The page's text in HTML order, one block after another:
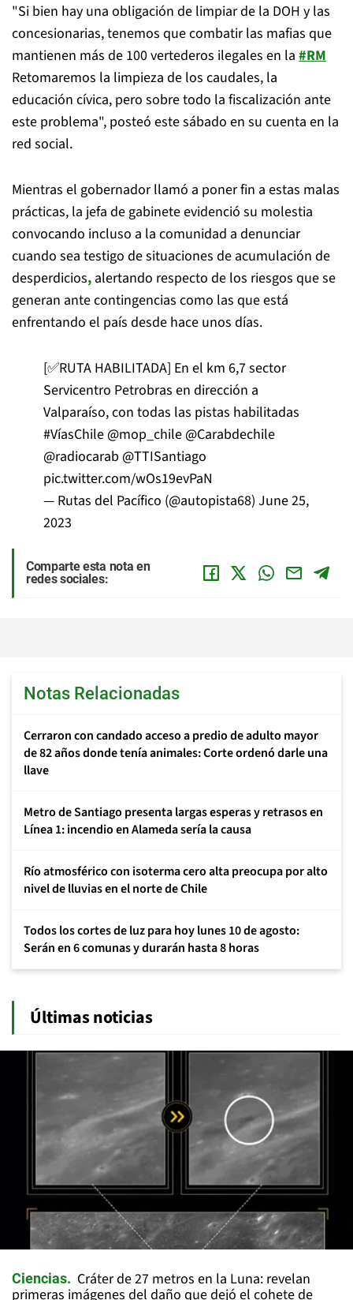
"Si bien hay una obligación de limpiar de la DOH y las
concesionarias, tenemos que combatir las mafias que
mantienen más de 100 vertederos ilegales en la #RM
Retomaremos la limpieza de los caudales, la
educación cívica, pero sobre todo la fiscalización ante
este problema", posteó este sábado en su cuenta en la
red social.
Mientras el gobernador llamó a poner fin a estas malas
prácticas, la jefa de gabinete evidenció su molestia
convocando incluso a la comunidad a denunciar
cuando sea testigo de situaciones de acumulación de
desperdicios, alertando respecto de los riesgos que se
generan ante contingencias como las que está
enfrentando el país desde hace unos días.
[✅RUTA HABILITADA] En el km 6,7 sector
Servicentro Petrobras en dirección a
Valparaíso, con todas las pistas habilitadas
#VíasChile @mop_chile @Carabdechile
@radiocarab @TTISantiago
pic.twitter.com/wOs19evPaN
— Rutas del Pacífico (@autopista68) June 25,
2023
Comparte esta nota en
redes sociales:
Notas Relacionadas
Cerraron con candado acceso a predio de adulto mayor
de 82 años donde tenía animales: Corte ordenó darle una
llave
Metro de Santiago presenta largas esperas y retrasos en
Línea 1: incendio en Alameda sería la causa
Río atmosférico con isoterma cero alta preocupa por alto
nivel de lluvias en el norte de Chile
Todos los cortes de luz para hoy lunes 10 de agosto:
Serán en 6 comunas y durarán hasta 8 horas
Últimas noticias
Ciencias
Cráter de 27 metros en la Luna: revelan
primeras imágenes del daño que dejó el cohete de